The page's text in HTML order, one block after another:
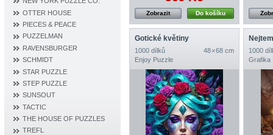
OTTER HOUSE
PIECES & PEACE
PUZZELMAN
RAVENSBURGER
SCHMIDT
STAR PUZZLE
STEP PUZZLE
SUNSOUT
TACTIC
THE HOUSE OF PUZZLES
TREFL
Do košíku
Zobrazit
Gotické květiny
1000 dílků
48 × 68 cm
Enjoy Puzzle
1000
Grafika